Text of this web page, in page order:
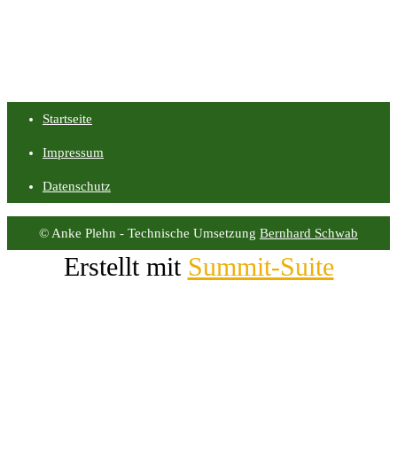
Startseite
Impressum
Datenschutz
© Anke Plehn - Technische Umsetzung Bernhard Schwab
Erstellt mit Summit-Suite